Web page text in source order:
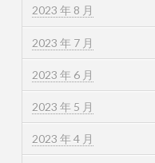
2023 年 8 月
2023 年 7 月
2023 年 6 月
2023 年 5 月
2023 年 4 月